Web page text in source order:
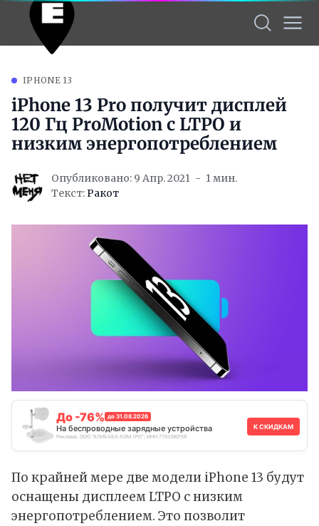
IPHONE 13
iPhone 13 Pro получит дисплей
120 Гц ProMotion с LTPO и
низким энергопотреблением
Опубликовано: 9 Апр. 2021
1 мин.
Текст:Ракот
До -76% до 31.08.2026
На беспроводные зарядные устройства
Реклама. ООО "АЛИБАБА.КОМ (РУ)", ИНН 7703380158
К СКИДКАМ
По крайней мере две модели iPhone 13 будут
оснащены дисплеем LTPO с низким
энергопотреблением. Это позволит